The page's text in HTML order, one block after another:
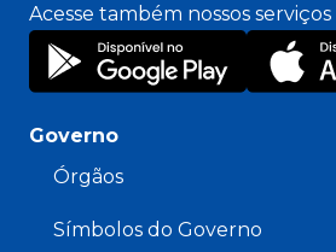
Acesse também nossos
Governo
Órgãos
Símbolos do Governo